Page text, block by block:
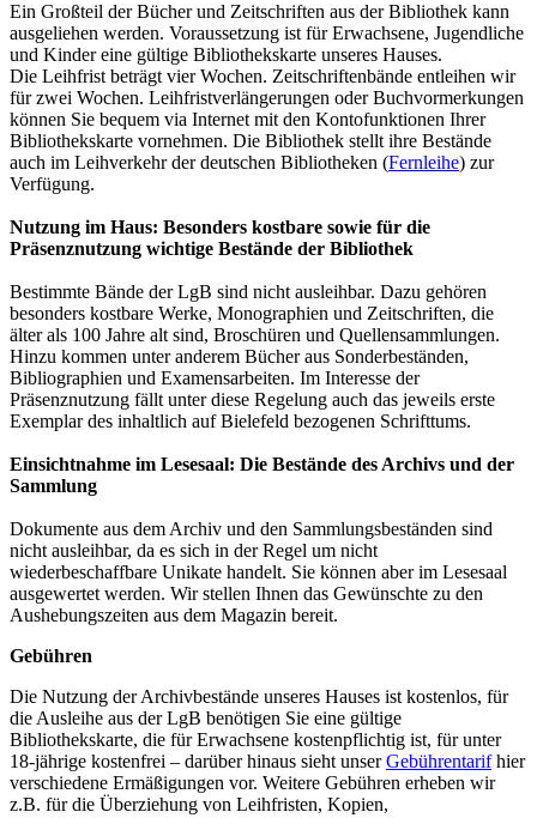
Ein Großteil der Bücher und Zeitschriften aus der Bibliothek kann
ausgeliehen werden. Voraussetzung ist für Erwachsene, Jugendliche
und Kinder eine gültige Bibliothekskarte unseres Hauses.
Die Leihfrist beträgt vier Wochen. Zeitschriftenbände entleihen wir
für zwei Wochen. Leihfristverlängerungen oder Buchvormerkungen
können Sie bequem via Internet mit den Kontofunktionen Ihrer
Bibliothekskarte vornehmen. Die Bibliothek stellt ihre Bestände
auch im Leihverkehr der deutschen Bibliotheken (Fernleihe) zur
Verfügung.
Nutzung im Haus: Besonders kostbare sowie für die
Präsenznutzung wichtige Bestände der Bibliothek
Bestimmte Bände der LgB sind nicht ausleihbar. Dazu gehören
besonders kostbare Werke, Monographien und Zeitschriften, die
älter als 100 Jahre alt sind, Broschüren und Quellensammlungen.
Hinzu kommen unter anderem Bücher aus Sonderbeständen,
Bibliographien und Examensarbeiten. Im Interesse der
Präsenznutzung fällt unter diese Regelung auch das jeweils erste
Exemplar des inhaltlich auf Bielefeld bezogenen Schrifttums.
Einsichtnahme im Lesesaal: Die Bestände des Archivs und der
Sammlung
Dokumente aus dem Archiv und den Sammlungsbeständen sind
nicht ausleihbar, da es sich in der Regel um nicht
wiederbeschaffbare Unikate handelt. Sie können aber im Lesesaal
ausgewertet werden. Wir stellen Ihnen das Gewünschte zu den
Aushebungszeiten aus dem Magazin bereit.
Gebühren
Die Nutzung der Archivbestände unseres Hauses ist kostenlos, für
die Ausleihe aus der LgB benötigen Sie eine gültige
Bibliothekskarte, die für Erwachsene kostenpflichtig ist, für unter
18-jährige kostenfrei – darüber hinaus sieht unserGebührentarifhier
verschiedene Ermäßigungen vor. Weitere Gebühren erheben wir
z.B. für die Überziehung von Leihfristen, Kopien,